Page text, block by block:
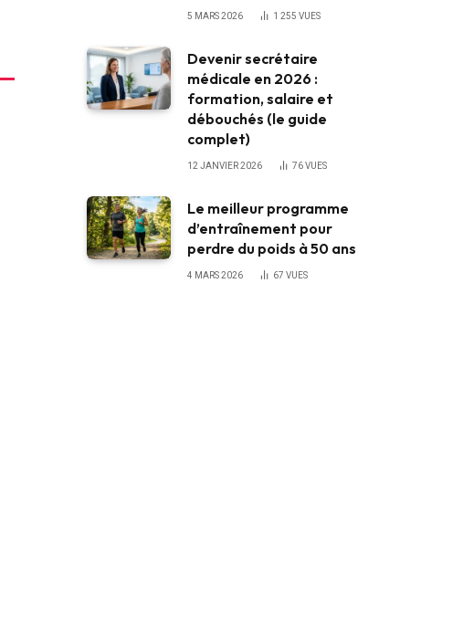
5 MARS 2026 1 255 VUES
Devenir secrétaire
médicale en 2026 :
formation, salaire et
débouchés (le guide
complet)
12 JANVIER 2026 76VUES
Le meilleur programme
d’entraînement pour
perdre du poids à 50 ans
4 MARS 2026 67 VUES